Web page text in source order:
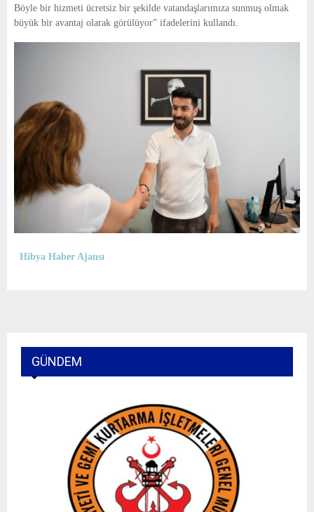
Böyle bir hizmeti ücretsiz bir şekilde vatandaşlarımıza sunmuş olmak
büyük bir avantaj olarak görülüyor” ifadelerini kullandı.
Hibya Haber Ajansı
GÜNDEM